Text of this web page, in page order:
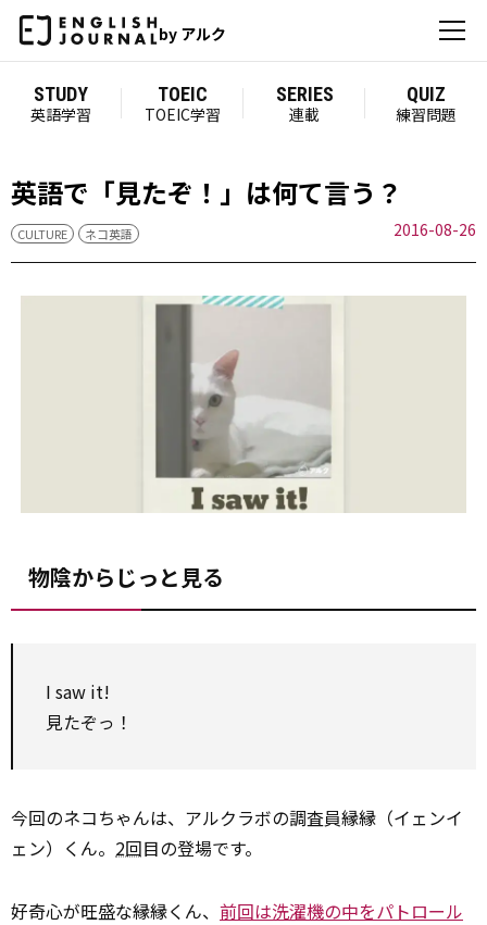
by アルク
STUDY
英語学習
TOEIC
TOEIC学習
SERIES
連載
QUIZ
練習問題
英語で「見たぞ！」は何て言う？
CULTURE ネコ英語 2016-08-26
物陰からじっと見る
I saw it!
見たぞっ！
今回のネコちゃんは、アルクラボの調査員縁縁（イェンイ
ェン）くん。 2回目の登場です。
好奇心が旺盛な縁縁くん、 前回は洗濯機の中をパトロール